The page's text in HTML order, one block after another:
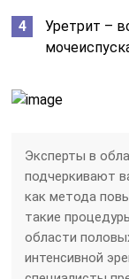
Уретрит –
Эксперты в
подчеркивают
как метода
такие
области
интенсивной